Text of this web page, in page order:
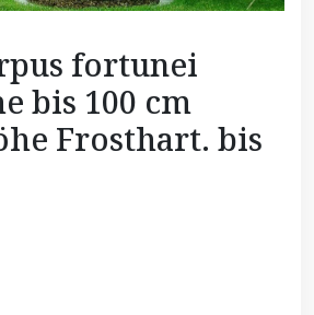
fortunei
bis 100 cm
Frosthart. bis